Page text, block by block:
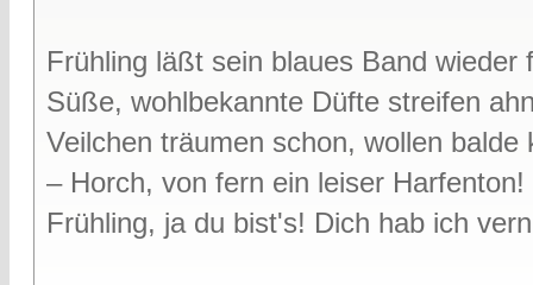
Frühling läßt sein blaues Band wieder
Süße, wohlbekannte Düfte streifen
Veilchen träumen schon, wollen balde
– Horch, von fern ein leiser Harfenton!
Frühling, ja du bist's! Dich hab ich